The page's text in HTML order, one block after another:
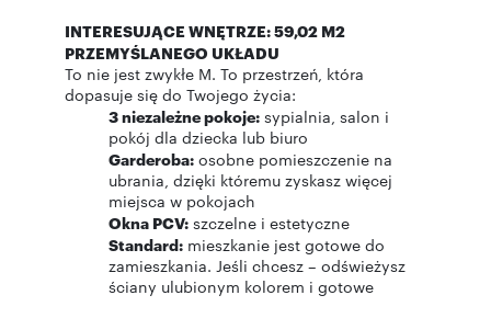
INTERESUJĄCE WNĘTRZE: 59,02 M2
PRZEMYŚLANEGO UKŁADU
To nie jest zwykłe M. To przestrzeń, która
dopasuje się do Twojego życia:
3 niezależne pokoje: sypialnia, salon i
pokój dla dziecka lub biuro
Garderoba: osobne pomieszczenie na
ubrania, dzięki któremu zyskasz więcej
miejsca w pokojach
Okna PCV: szczelne i estetyczne
Standard: mieszkanie jest gotowe do
zamieszkania. Jeśli chcesz – odświeżysz
ściany ulubionym kolorem i gotowe